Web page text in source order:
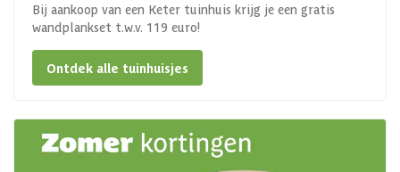
Bij aankoop van een Keter tuinhuis krijg je een gratis
wandplankset t.w.v. 119 euro!
Ontdek alle tuinhuisjes